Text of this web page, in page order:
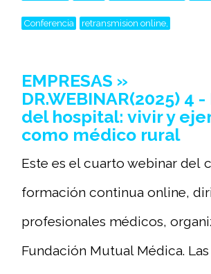
Conferencia retransmision online,
EMPRESAS »
DR.WEBINAR(2025) 4
del hospital: vivir y
como médico rural
Este es el cuarto webinar del
formación continua online,
profesionales médicos,
Fundación Mutual Médica.